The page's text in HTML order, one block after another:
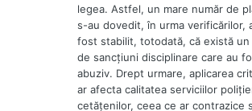
legea. Astfel, un mare număr de
s-au dovedit, în urma verificărilor,
fost stabilit, totodată, că există
de sancţiuni disciplinare care au
abuziv. Drept urmare, aplicarea
ar afecta calitatea serviciilor
cetăţenilor, ceea ce ar contrazice